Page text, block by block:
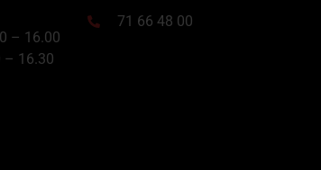
– 16.00
– 16.30
71 66 48 00